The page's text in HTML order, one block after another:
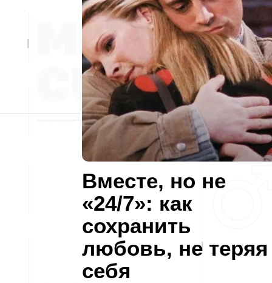
Вместе, но не
«24/7»: как
сохранить
любовь, не теряя
себя